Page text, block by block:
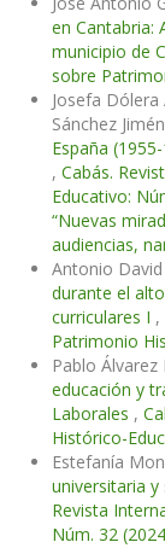
en Cantabria:
municipio de
sobre
Josefa
Sánchez
España
, Cabás.
Educativo:
“Nuevas
audiencias,
Antonio
durante el
curriculares I ,
Patrimonio
Pablo
educación y
Laborales ,
Histórico-
Estefanía
universitaria
Revista
Núm. 32